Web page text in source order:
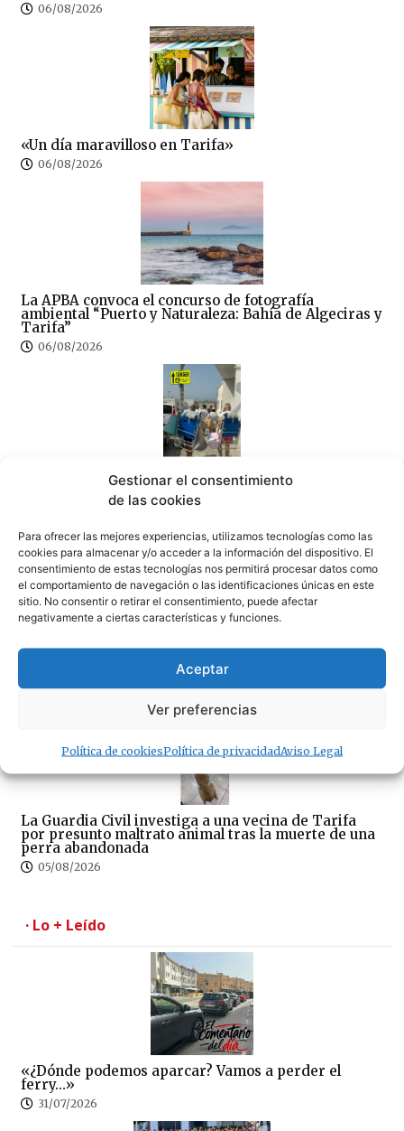
Gestionar el consentimiento
de las cookies
Para ofrecer las mejores experiencias, utilizamos tecnologías como las
cookies para almacenar y/o acceder a la información del dispositivo. El
consentimiento de estas tecnologías nos permitirá procesar datos como
el comportamiento de navegación o las identificaciones únicas en este
sitio. No consentir o retirar el consentimiento, puede afectar
negativamente a ciertas características y funciones.
Aceptar
Ver preferencias
Política de cookiesPolítica de privacidadAviso Legal
06/08/2026
«Un día maravilloso en Tarifa»
06/08/2026
La APBA convoca el concurso de fotografía
ambiental “Puerto y Naturaleza: Bahía de Algeciras y
Tarifa”
06/08/2026
«La OPE» no les da ni una foto a los empresarios de
FAET y ACOTA
La tarifeña Sofía Ginzinger: tercera del mundo de
freestyle con solo 12 años
La Guardia Civil investiga a una vecina de Tarifa
por presunto maltrato animal tras la muerte de una
perra abandonada
05/08/2026
· Lo + Leído
«¿Dónde podemos aparcar? Vamos a perder el
ferry…»
31/07/2026